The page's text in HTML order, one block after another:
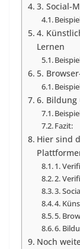
3. Social-
4.
Lernen
5.
6.
Fazit:
Hier sind
1.
2.
3.
4.
5.
6.
Noch